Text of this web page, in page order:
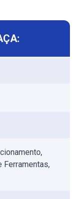
Ferramentas,